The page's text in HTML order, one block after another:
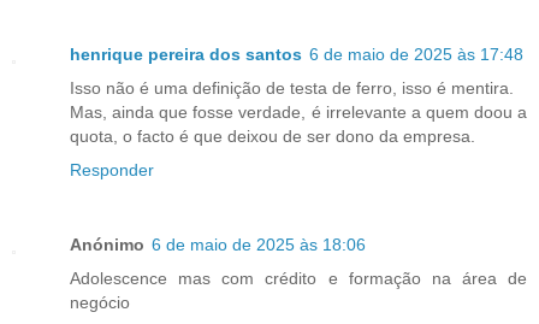
henrique pereira dos santos 6 de maio de 2025 às 17:48
Isso não é uma definição de testa de ferro, isso é mentira.
Mas, ainda que fosse verdade, é irrelevante a quem doou a
quota, o facto é que deixou de ser dono da empresa.
Responder
Anónimo 6 de maio de 2025 às 18:06
Adolescence mas com crédito e formação na área de
negócio